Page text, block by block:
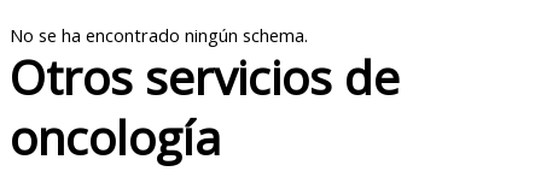
No se ha encontrado ningún schema.
Otros servicios de
oncología